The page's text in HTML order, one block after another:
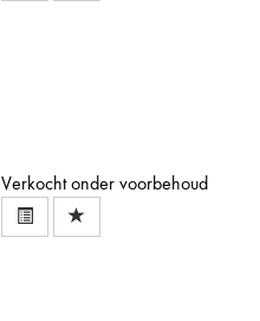
Verkocht onder voorbehoud